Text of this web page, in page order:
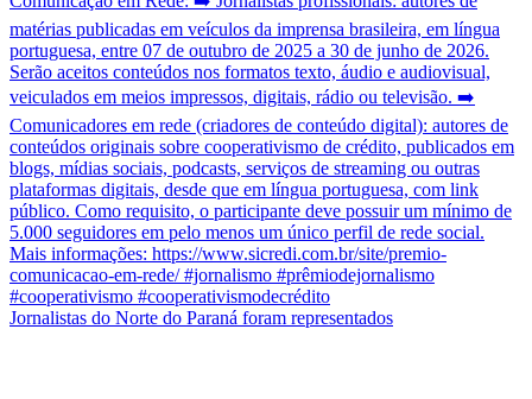
Jornalistas do Norte do Paraná foram representados